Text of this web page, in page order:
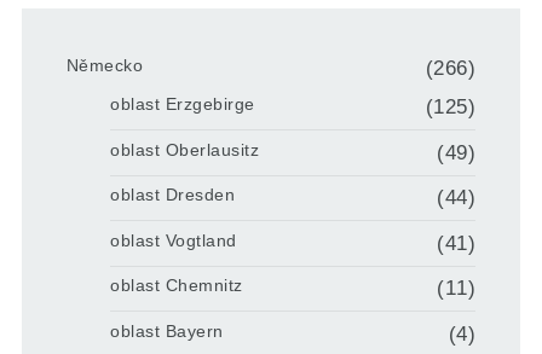
Německo (266)
oblast Erzgebirge (125)
oblast Oberlausitz (49)
oblast Dresden (44)
oblast Vogtland (41)
oblast Chemnitz (11)
oblast Bayern (4)